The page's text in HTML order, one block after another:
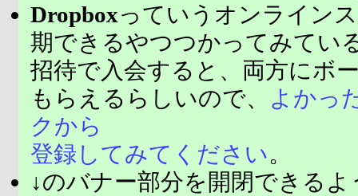
Dropboxっていうオンライン
期できるやつつかってみてい
招待で入会すると、両方にボ
もらえるらしいので、
よかっ
クから
登録してみてください。
↓のバナー部分を開閉できる